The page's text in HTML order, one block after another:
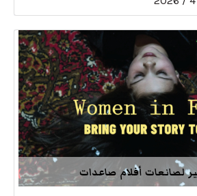
لصانعات أفلام صاعدات